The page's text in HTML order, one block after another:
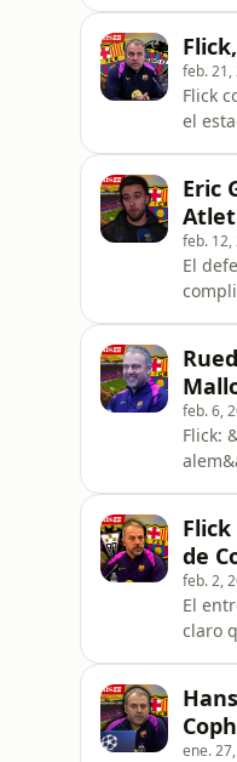
feb. 21,
Flick
el
Eric
feb. 12,
El
feb. 6,
Flick:
de
feb. 2,
El
claro
ene.